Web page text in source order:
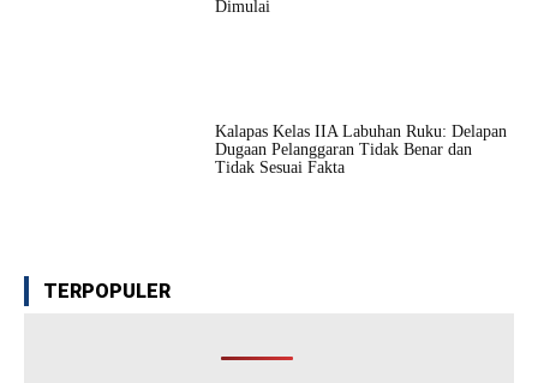
Dimulai
Kalapas Kelas IIA Labuhan Ruku: Delapan
Dugaan Pelanggaran Tidak Benar dan
Tidak Sesuai Fakta
TERPOPULER